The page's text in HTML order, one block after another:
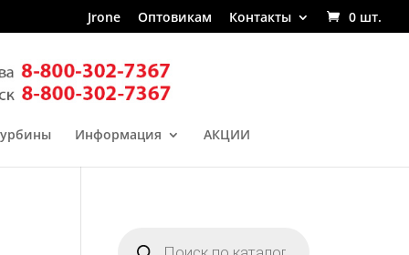
Jrone Оптовикам Контакты 0 шт.
Информация АКЦИИ
товаров